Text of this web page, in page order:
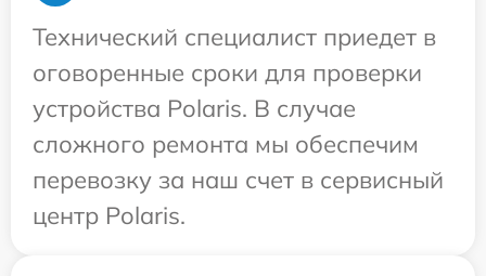
Технический специалист приедет в
оговоренные сроки для проверки
устройства Polaris. В случае
сложного ремонта мы обеспечим
перевозку за наш счет в сервисный
центр Polaris.